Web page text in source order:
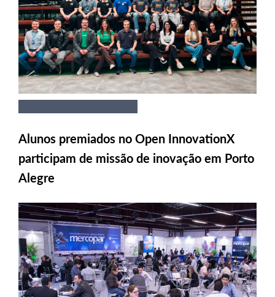
Alunos premiados no Open InnovationX
participam de missão de inovação em Porto
Alegre